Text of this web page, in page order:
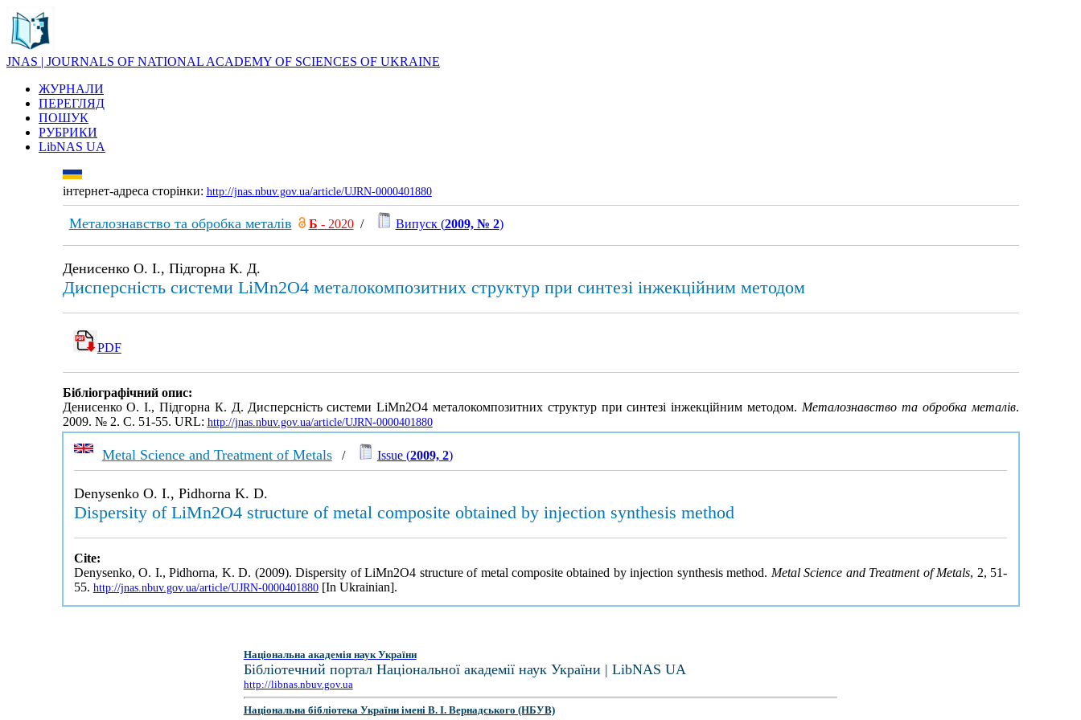
JNAS | JOURNALS OF NATIONAL ACADEMY OF SCIENCES OF UKRAINE
ЖУРНАЛИ
ПЕРЕГЛЯД
ПОШУК
РУБРИКИ
LibNAS UA
інтернет-адреса сторінки: http://jnas.nbuv.gov.ua/article/UJRN-0000401880
Металознавство та обробка металів Б - 2020/ Випуск (2009, № 2)
Денисенко О. І., Підгорна К. Д.
Дисперсність системи LiMn2O4 металокомпозитних структур при синтезі інжекційним методом
PDF
Бібліографічний опис:
Денисенко О. І., Підгорна К. Д. Дисперсність системи LiMn2O4 металокомпозитних структур при синтезі інжекційним методом. Металознавство та обробка металів.
2009. № 2. С. 51-55. URL: http://jnas.nbuv.gov.ua/article/UJRN-0000401880
Metal Science and Treatment of Metals/ Issue (2009, 2)
Denysenko O. I., Pidhorna K. D.
Dispersity of LiMn2O4 structure of metal composite obtained by injection synthesis method
Cite:
Denysenko, O. I., Pidhorna, K. D. (2009). Dispersity of LiMn2O4 structure of metal composite obtained by injection synthesis method. Metal Science and Treatment of Metals, 2, 51-
55. http://jnas.nbuv.gov.ua/article/UJRN-0000401880[In Ukrainian].
Національна академія наук України
Бібліотечний портал Національної академії наук України | LibNAS UA
http://libnas.nbuv.gov.ua
Національна бібліотека України імені В. І. Вернадського (НБУВ)